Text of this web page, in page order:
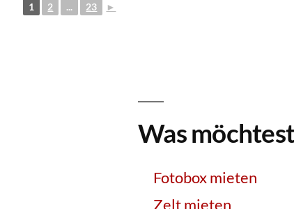
1 2 ... 23 ►
Was
Fotobox mieten
Zelt mieten